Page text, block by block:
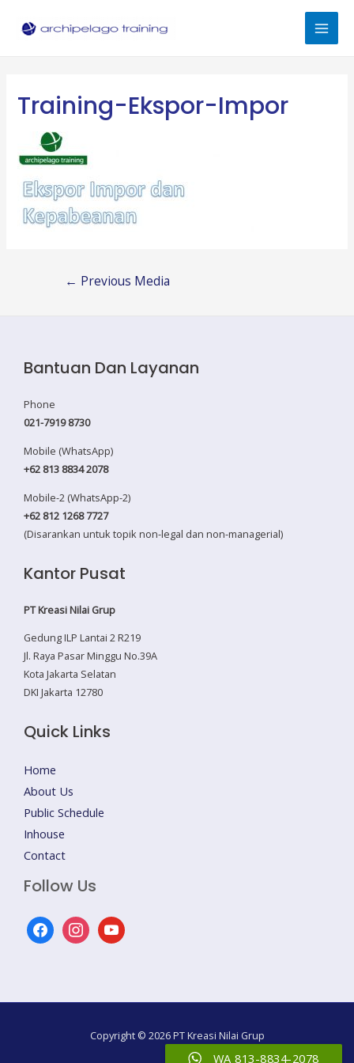
Training-Ekspor-Impor
← Previous Media
Bantuan Dan Layanan
Phone
021-7919 8730
Mobile (WhatsApp)
+62 813 8834 2078
Mobile-2 (WhatsApp-2)
+62 812 1268 7727
(Disarankan untuk topik non-legal dan non-managerial)
Kantor Pusat
PT Kreasi Nilai Grup
Gedung ILP Lantai 2 R219
Jl. Raya Pasar Minggu No.39A
Kota Jakarta Selatan
DKI Jakarta 12780
Quick Links
Home
About Us
Public Schedule
Inhouse
Contact
Follow Us
facebookinstagramyoutube
Copyright © 2026 PT Kreasi Nilai Grup
WA 813-8834-2078